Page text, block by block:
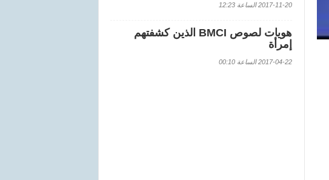
2017-11-20 الساعة 12:23
هويات لصوص BMCI الذين كشفتهم
إمرأة
2017-04-22 الساعة 00:10